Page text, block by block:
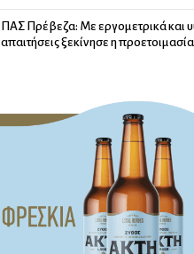
ΠΑΣ Πρέβεζα: Με εργομετρικά και
απαιτήσεις ξεκίνησε η προετοιμασία